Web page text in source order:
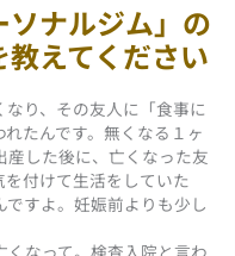
ソナルジム」の
えてください
り、その友人に「食事に
たんです。無くなる１ヶ
した後に、亡くなった友
付けて生活をしていた
すよ。妊娠前よりも少し